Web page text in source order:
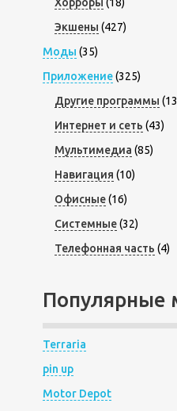
Экшены (427)
Моды (35)
Приложение(325)
Другие программы
Интернет и сеть (43)
Мультимедиа (85)
Навигация (10)
Офисные(16)
Системные(32)
Телефонная часть (4)
Популярные
Terraria
pin up
Motor Depot